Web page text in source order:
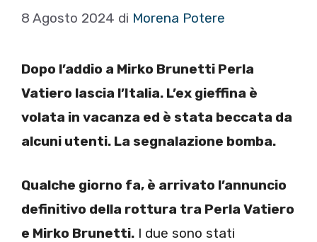
8 Agosto 2024 di Morena Potere
Dopo l’addio a Mirko Brunetti Perla
Vatiero lascia l’Italia. L’ex gieffina è
volata in vacanza ed è stata beccata da
alcuni utenti. La segnalazione bomba.
Qualche giorno fa, è arrivato l’annuncio
definitivo della rottura tra Perla Vatiero
e Mirko Brunetti. I due sono stati